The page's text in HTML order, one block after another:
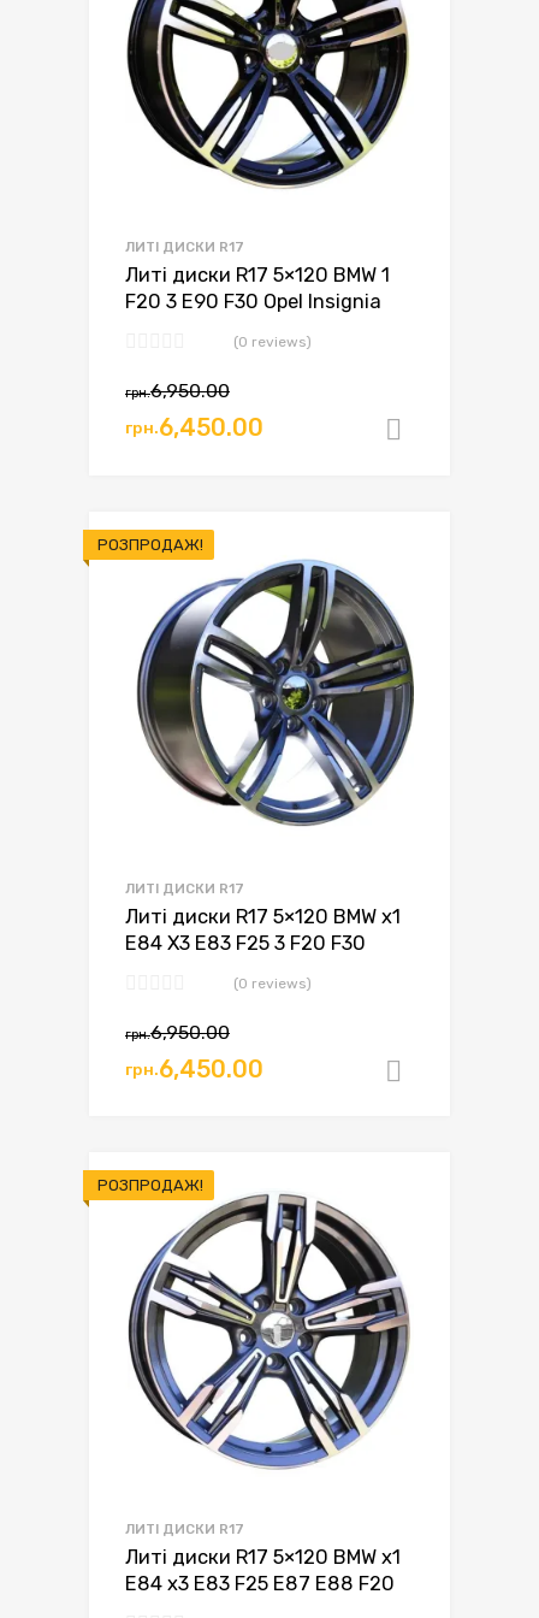
ЛИТІ ДИСКИ R17
Литі диски R17 5×120 BMW 1
F20 3 E90 F30 Opel Insignia
(0 reviews)
грн.6,950.00Оригінальна
ціна:
грн.6,450.00
Поточна
ціна:
РОЗПРОДАЖ!
ЛИТІ ДИСКИ R17
Литі диски R17 5×120 BMW x1
E84 X3 E83 F25 3 F20 F30
(0 reviews)
грн.6,950.00Оригінальна
ціна:
грн.6,450.00
Поточна
ціна:
РОЗПРОДАЖ!
ЛИТІ ДИСКИ R17
Литі диски R17 5×120 BMW x1
E84 x3 E83 F25 E87 E88 F20